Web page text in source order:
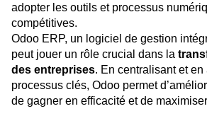
adopter les outils et processus
compétitives.
Odoo ERP, un logiciel de gestion
peut jouer un rôle crucial dans la
des entreprises. En centralisant et
processus clés, Odoo permet
de gagner en efficacité et de